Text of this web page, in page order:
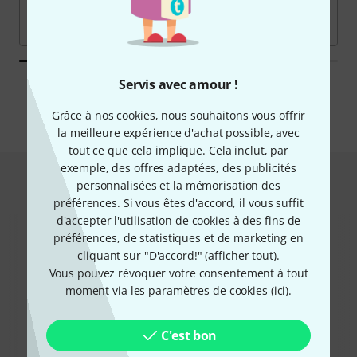
Servis avec amour !
Grâce à nos cookies, nous souhaitons vous offrir
la meilleure expérience d'achat possible, avec
tout ce que cela implique. Cela inclut, par
exemple, des offres adaptées, des publicités
personnalisées et la mémorisation des
préférences. Si vous êtes d'accord, il vous suffit
d'accepter l'utilisation de cookies à des fins de
préférences, de statistiques et de marketing en
cliquant sur "D'accord!" (afficher tout).
Vous pouvez révoquer votre consentement à tout
moment via les paramètres de cookies (ici).
C'est bon
Toutes les marques
Hot Deals